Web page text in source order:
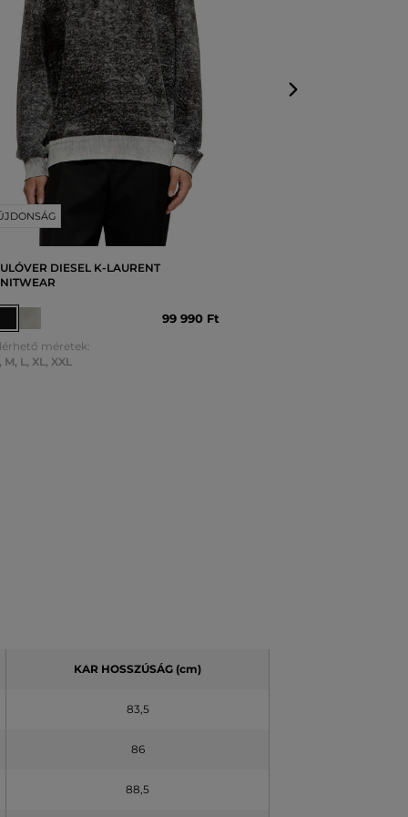
DIESEL K-LAURENT
99 990 Ft
méretek:
, M, L, XL, XXL
KAR HOSSZÚSÁG (cm)
83,5
86
88,5